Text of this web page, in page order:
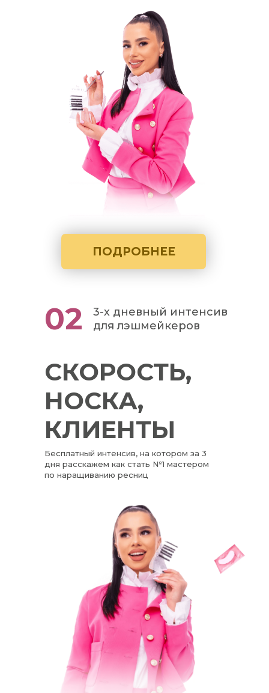
ПОДРОБНЕЕ
СКОРОСТЬ,
НОСКА,
КЛИЕНТЫ
3-х дневный интенсив
для лэшмейкеров
Бесплатный интенсив, на котором за 3
дня расскажем как стать №1 мастером
по наращиванию ресниц
02